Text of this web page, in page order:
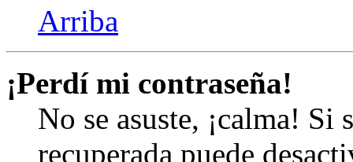
Arriba
¡Perdí mi contraseña!
No se asuste, ¡calma! Si
recuperada puede